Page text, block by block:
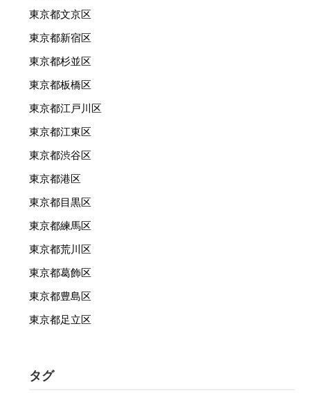
東京都文京区
東京都新宿区
東京都杉並区
東京都板橋区
東京都江戸川区
東京都江東区
東京都渋谷区
東京都港区
東京都目黒区
東京都練馬区
東京都荒川区
東京都葛飾区
東京都豊島区
東京都足立区
タグ